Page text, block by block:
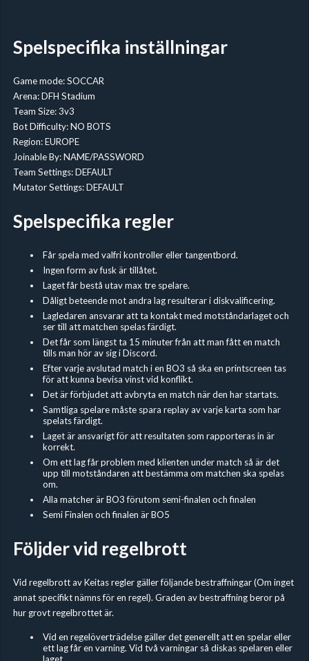
Spelspecifika inställningar
Game mode: SOCCAR
Arena: DFH Stadium
Team Size: 3v3
Bot Difficulty: NO BOTS
Region: EUROPE
Joinable By: NAME/PASSWORD
Team Settings: DEFAULT
Mutator Settings: DEFAULT
Spelspecifika regler
Får spela med valfri kontroller eller tangentbord.
Ingen form av fusk är tillåtet.
Laget får bestå utav max tre spelare.
Dåligt beteende mot andra lag resulterar i diskvalificering.
Lagledaren ansvarar att ta kontakt med motståndarlaget och
ser till att matchen spelas färdigt.
Det får som längst ta 15 minuter från att man fått en match
tills man hör av sig i Discord.
Efter varje avslutad match i en BO3 så ska en printscreen tas
för att kunna bevisa vinst vid konflikt.​
Det är förbjudet att avbryta en match när den har startats.
Samtliga spelare måste spara replay av varje karta som har
spelats färdigt.
Laget är ansvarigt för att resultaten som rapporteras in är
korrekt.
Om ett lag får problem med klienten under match så är det
upp till motståndaren att bestämma om matchen ska spelas
om.
Alla matcher är BO3 förutom semi-finalen och finalen
Semi Finalen och finalen är BO5
Följder vid regelbrott
Vid regelbrott av Keitas regler gäller följande bestraffningar (Om inget
annat specifikt nämns för en regel). Graden av bestraffning beror på
hur grovt regelbrottet är.
Vid en regelöverträdelse gäller det generellt att en spelar eller
ett lag får en varning. Vid två varningar så diskas spelaren eller